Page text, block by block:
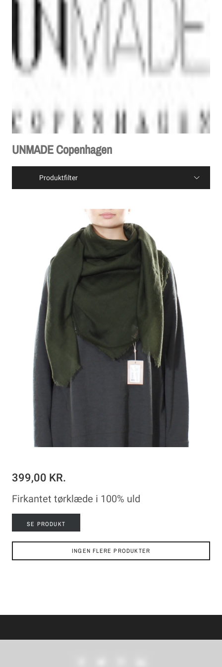
UNMADE Copenhagen
Produktfilter
399,00 KR.
Firkantet tørklæde i 100% uld
SE PRODUKT
INGEN FLERE PRODUKTER